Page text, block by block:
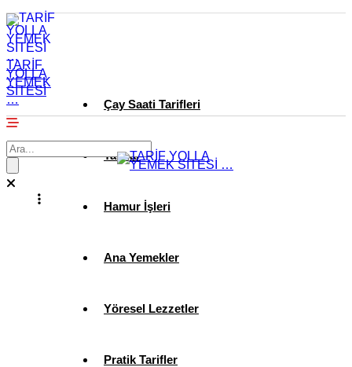
TARİF
YOLLA
YEMEK
SİTESİ
… Çay Saati Tarifleri
Tatlılar
Hamur İşleri
Ana Yemekler
Yöresel Lezzetler
Pratik Tarifler